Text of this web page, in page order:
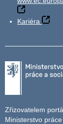
Kariéra
Zřizovatelem
Ministerstvo